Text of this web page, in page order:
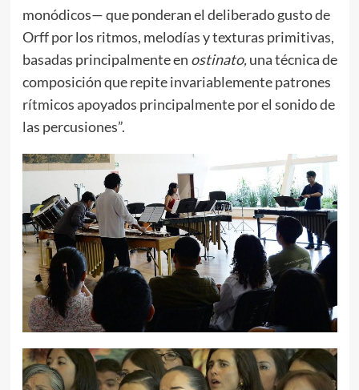
monódicos— que ponderan el deliberado gusto de
Orff por los ritmos, melodías y texturas primitivas,
basadas principalmente en ostinato,una técnica de
composición que repite invariablemente patrones
rítmicos apoyados principalmente por el sonido de
las percusiones”.